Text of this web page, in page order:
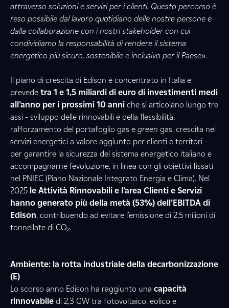
attraverso soluzioni e servizi per i clienti. Questo percorso è
reso possibile dal lavoro quotidiano delle nostre persone e
dalla collaborazione con i nostri stakeholder con cui
condividiamo la responsabilità di rendere il sistema
energetico più sicuro, sostenibile e inclusivo per il Paese».
Il piano di crescita di Edison è concentrato in Italia e
prevede tra 1 e 1,5 miliardi di euro di investimenti medi
all’anno per i prossimi 10 anni che si articolano lungo tre
assi – sviluppo delle rinnovabili e della flessibilità,
rafforzamento del portafoglio gas e green gas, crescita nei
servizi energetici a valore aggiunto per clienti e territori –
per garantire la sicurezza del sistema energetico italiano e
accompagnarne l’evoluzione, in linea con gli obiettivi fissati
nel PNIEC (Piano Nazionale Integrato Energia e Clima). Nel
2025 le Attività Rinnovabili e l’area Clienti e Servizi
hanno generato più della metà (53%) dell’EBITDA di
Edison, contribuendo ad evitare l’emissione di 2,5 milioni di
tonnellate di CO₂.
Ambiente: la rotta industriale della decarbonizzazione
(E)
Lo scorso anno Edison ha raggiunto una capacità
rinnovabile di 2,3 GW tra fotovoltaico, eolico e